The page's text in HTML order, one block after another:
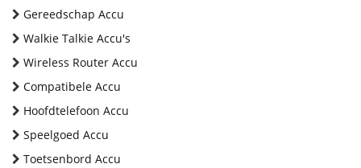
Gereedschap Accu
Walkie Talkie Accu's
Wireless Router Accu
Compatibele Accu
Hoofdtelefoon Accu
Speelgoed Accu
Toetsenbord Accu